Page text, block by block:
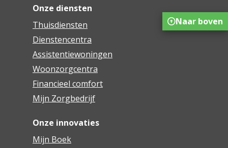
Onze diensten
Thuisdiensten
Dienstencentra
Assistentiewoningen
Woonzorgcentra
Financieel comfort
Mijn Zorgbedrijf
Onze innovaties
Mijn Boek
Naar boven